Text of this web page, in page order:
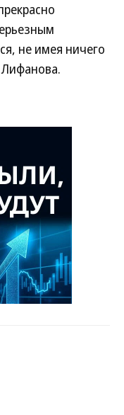
не имея ничего